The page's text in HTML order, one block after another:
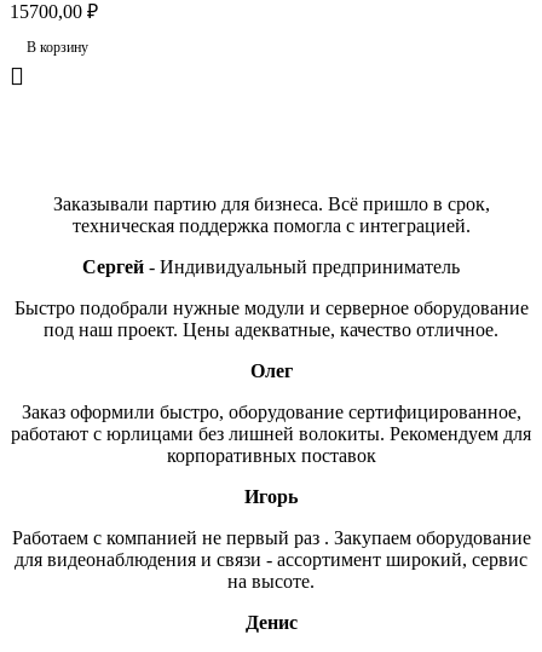
15700,00 ₽
В корзину
Заказывали партию для бизнеса. Всё пришло в срок,
техническая поддержка помогла с интеграцией.
Сергей
Индивидуальный предприниматель
Быстро подобрали нужные модули и серверное оборудование
под наш проект. Цены адекватные, качество отличное.
Олег
Заказ оформили быстро, оборудование сертифицированное,
работают с юрлицами без лишней волокиты. Рекомендуем для
корпоративных поставок
Игорь
Работаем с компанией не первый раз . Закупаем оборудование
для видеонаблюдения и связи - ассортимент широкий, сервис
на высоте.
Денис